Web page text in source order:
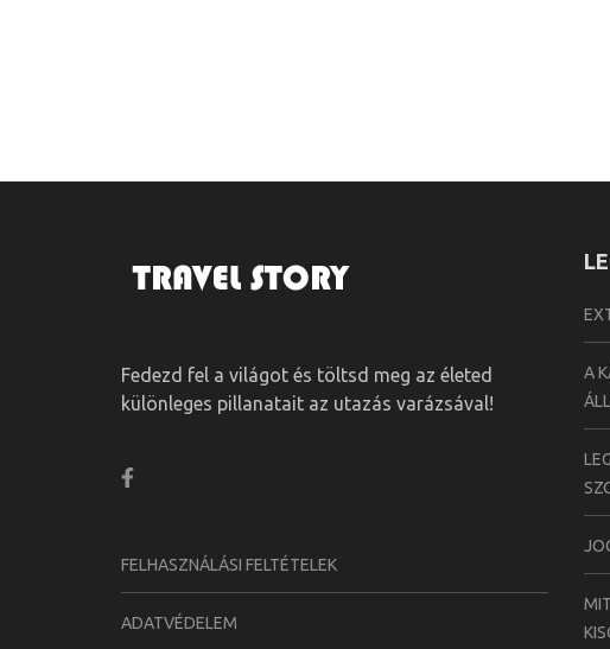
Fedezd fel a világot és töltsd meg az életed
különleges pillanatait az utazás varázsával!
FELHASZNÁLÁSI FELTÉTELEK
ADATVÉDELEM
A